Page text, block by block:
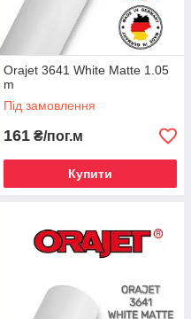
Orajet 3641 White Matte 1.05
m
Під замовлення
161 ₴/пог.м
Купити